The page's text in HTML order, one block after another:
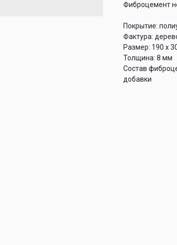
Фиброцемент
Покрытие:
Фактура:
Размер: 190 х
Толщина: 8 мм
Состав
добавки